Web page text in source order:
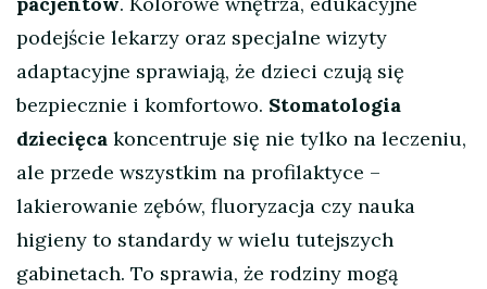
podejście lekarzy oraz specjalne wizyty
adaptacyjne sprawiają, że dzieci czują się
bezpiecznie i komfortowo. Stomatologia
dziecięca koncentruje się nie tylko na leczeniu,
ale przede wszystkim na profilaktyce –
lakierowanie zębów, fluoryzacja czy nauka
higieny to standardy w wielu tutejszych
gabinetach. To sprawia, że rodziny mogą